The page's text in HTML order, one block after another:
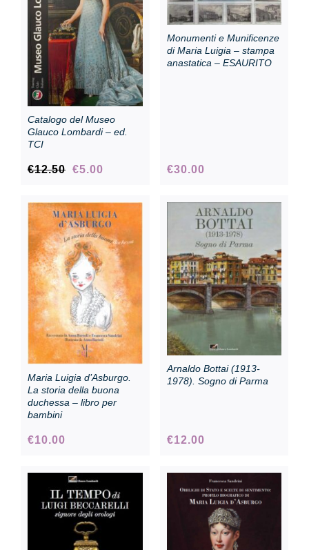
Collection
Contacts and tickets
Accessibility
Donate
Search
Italiano
Catalogo del Museo
Glauco Lombardi – ed.
TCI
€12.50 Original
€12.50.
€5.00
€5.00.
Monumenti e Munificenze
di Maria Luigia – stampa
anastatica – ESAURITO
€30.00
Maria Luigia d’Asburgo.
La storia della buona
duchessa – libro per
bambini
€10.00
Arnaldo Bottai (1913-
1978). Sogno di Parma
€12.00